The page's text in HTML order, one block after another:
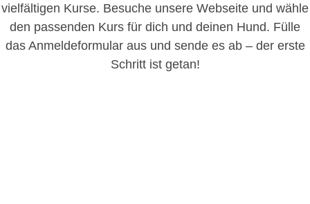
vielfältigen Kurse. Besuche unsere Webseite und wähle
den passenden Kurs für dich und deinen Hund. Fülle
das Anmeldeformular aus und sende es ab – der erste
Schritt ist getan!